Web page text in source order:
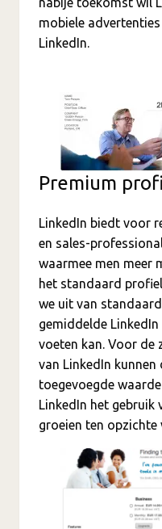
mobiele
LinkedIn.
Premium
LinkedIn biedt voor
en sales-
waarmee men meer
het standaard
we uit van
gemiddelde
voeten kan. Voor de
van LinkedIn
toegevoegde
LinkedIn het gebruik
groeien ten opzichte